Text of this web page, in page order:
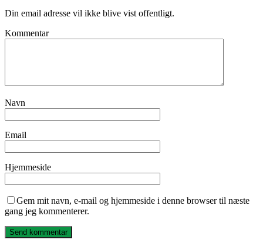
Din email adresse vil ikke blive vist offentligt.
Kommentar
Navn
Email
Hjemmeside
Gem mit navn, e-mail og hjemmeside i denne browser til næste
gang jeg kommenterer.